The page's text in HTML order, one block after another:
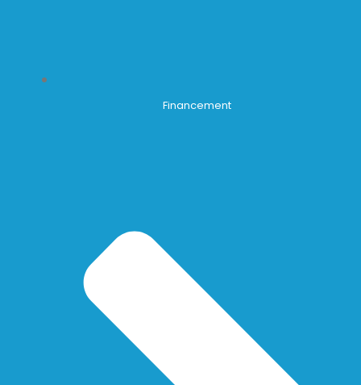
Financement